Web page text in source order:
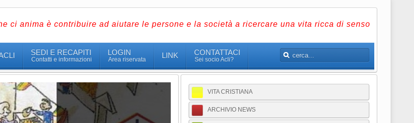
ci anima è contribuire ad aiutare le persone e la società a ricercare una vita ricca di senso
SEDI E RECAPITI
Contatti e informazioni
LOGIN
Area riservata LINK CONTATTACI
Sei socio Acli?
VITA CRISTIANA
ARCHIVIO NEWS